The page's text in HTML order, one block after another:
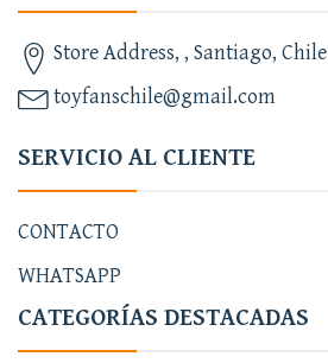
Store Address, , Santiago, Chile
toyfanschile@gmail.com
SERVICIO AL CLIENTE
CONTACTO
WHATSAPP
CATEGORÍAS DESTACADAS